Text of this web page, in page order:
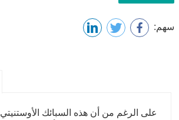
سهم:
على الرغم من أن هذه السبائك